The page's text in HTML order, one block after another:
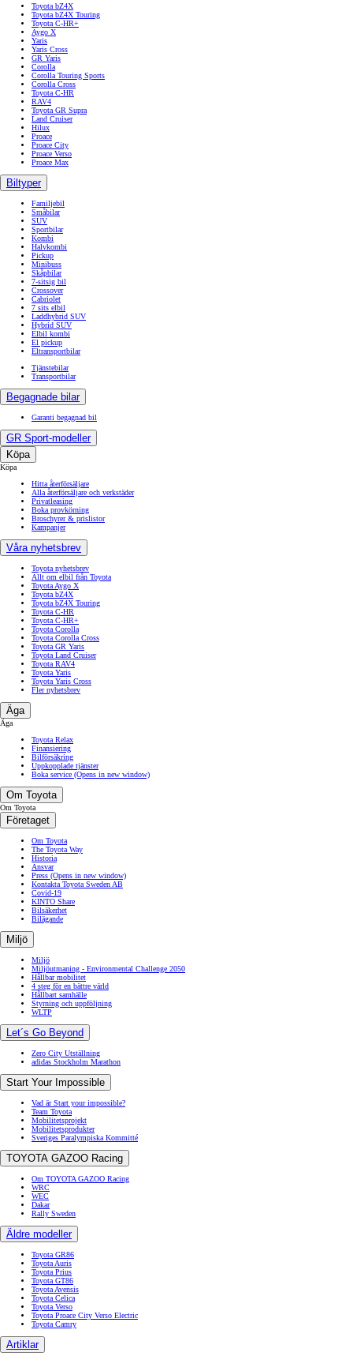
Toyota bZ4X
Toyota bZ4X Touring
Toyota C-HR+
Aygo X
Yaris
Yaris Cross
GR Yaris
Corolla
Corolla Touring Sports
Corolla Cross
Toyota C-HR
RAV4
Toyota GR Supra
Land Cruiser
Hilux
Proace
Proace City
Proace Verso
Proace Max
Biltyper
Familjebil
Småbilar
SUV
Sportbilar
Kombi
Halvkombi
Pickup
Minibuss
Skåpbilar
7-sitsig bil
Crossover
Cabriolet
7 sits elbil
Laddhybrid SUV
Hybrid SUV
Elbil kombi
El pickup
Eltransportbilar
Tjänstebilar
Transportbilar
Begagnade bilar
Garanti begagnad bil
GR Sport-modeller
Köpa
Köpa
Hitta återförsäljare
Alla återförsäljare och verkstäder
Privatleasing
Boka provkörning
Broschyrer & prislistor
Kampanjer
Våra nyhetsbrev
Toyota nyhetsbrev
Allt om elbil från Toyota
Toyota Aygo X
Toyota bZ4X
Toyota bZ4X Touring
Toyota C-HR
Toyota C-HR+
Toyota Corolla
Toyota Corolla Cross
Toyota GR Yaris
Toyota Land Cruiser
Toyota RAV4
Toyota Yaris
Toyota Yaris Cross
Fler nyhetsbrev
Äga
Äga
Toyota Relax
Finansiering
Bilförsäkring
Uppkopplade tjänster
Boka service (Opens in new window)
Om Toyota
Om Toyota
Företaget
Om Toyota
The Toyota Way
Historia
Ansvar
Press (Opens in new window)
Kontakta Toyota Sweden AB
Covid-19
KINTO Share
Bilsäkerhet
Bilägande
Miljö
Miljö
Miljöutmaning - Environmental Challenge 2050
Hållbar mobilitet
4 steg för en bättre värld
Hållbart samhälle
Styrning och uppföljning
WLTP
Let´s Go Beyond
Zero City Utställning
adidas Stockholm Marathon
Start Your Impossible
Vad är Start your impossible?
Team Toyota
Mobilitetsprojekt
Mobilitetsprodukter
Sveriges Paralympiska Kommitté
TOYOTA GAZOO Racing
Om TOYOTA GAZOO Racing
WRC
WEC
Dakar
Rally Sweden
Äldre modeller
Toyota GR86
Toyota Auris
Toyota Prius
Toyota GT86
Toyota Avensis
Toyota Celica
Toyota Verso
Toyota Proace City Verso Electric
Toyota Camry
Artiklar